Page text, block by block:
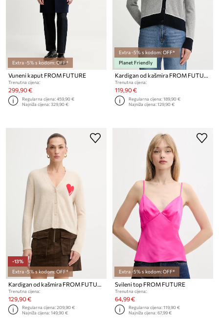
Extra -5% s kodom: OFF*
Vuneni kaput FROM FUTURE
Trenutna cijena:
299,90 €
Regularna cijena:459,90 €
Najniža cijena:329,90 €
Extra -5% s kodom: OFF*
Planet Friendly
Kardigan od kašmira FROM FUTURE
Trenutna cijena:
119,90 €
Regularna cijena:189,90 €
Najniža cijena:129,90 €
-13%
Extra -5% s kodom: OFF*
Trenutna cijena:
129,90 €
Regularna cijena:209,90 €
Najniža cijena:149,90 €
Extra -5% s kodom: OFF*
Svileni top FROM FUTURE
Trenutna cijena:
64,99 €
Regularna cijena:119,90 €
Najniža cijena:67,99 €